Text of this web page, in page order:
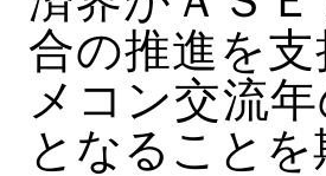
合の推進を
メコン交流
となること